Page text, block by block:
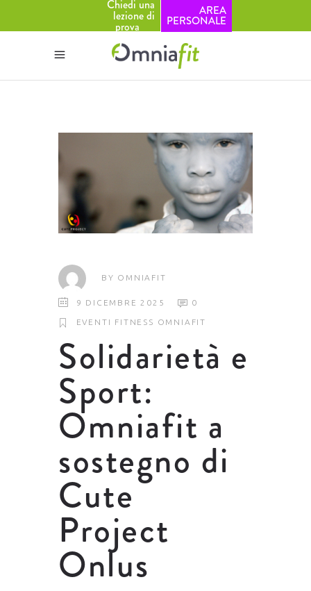
Chiedi una
lezione di
prova
AREA
PERSONALE
BY OMNIAFIT
9 DICEMBRE 2025 0
EVENTI FITNESS OMNIAFIT
Solidarietà e
Sport:
Omniafit a
sostegno di
Cute
Project
Onlus